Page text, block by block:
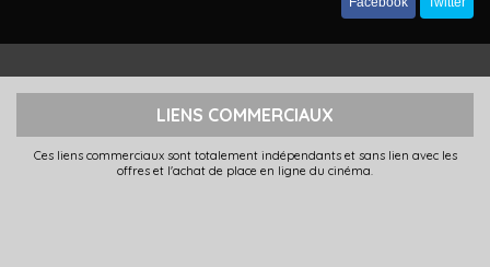
LIENS COMMERCIAUX
Ces liens commerciaux sont totalement indépendants et sans lien avec les
offres et l'achat de place en ligne du cinéma.